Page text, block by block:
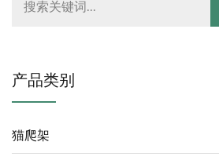
产品类别
猫爬架